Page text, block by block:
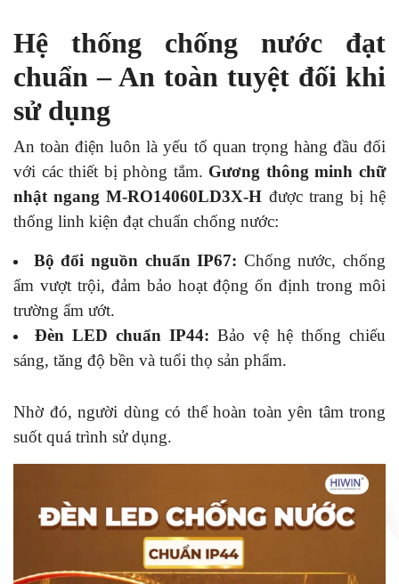
Hệ thống chống nước đạt
chuẩn – An toàn tuyệt đối khi
sử dụng
An toàn điện luôn là yếu tố quan trọng hàng đầu đối
với các thiết bị phòng tắm. Gương thông minh chữ
nhật ngang M-RO14060LD3X-H được trang bị hệ
thống linh kiện đạt chuẩn chống nước:
Bộ đổi nguồn chuẩn IP67: Chống nước, chống
ẩm vượt trội, đảm bảo hoạt động ổn định trong môi
trường ẩm ướt.
Đèn LED chuẩn IP44: Bảo vệ hệ thống chiếu
sáng, tăng độ bền và tuổi thọ sản phẩm.
Nhờ đó, người dùng có thể hoàn toàn yên tâm trong
suốt quá trình sử dụng.